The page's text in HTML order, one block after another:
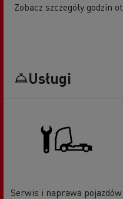
Zobacz szczegóły godzin
Usługi
Serwis i naprawa pojazdów